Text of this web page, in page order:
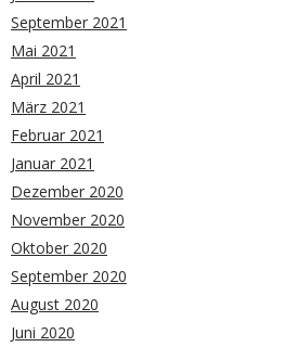
September 2021
Mai 2021
April 2021
März 2021
Februar 2021
Januar 2021
Dezember 2020
November 2020
Oktober 2020
September 2020
August 2020
Juni 2020